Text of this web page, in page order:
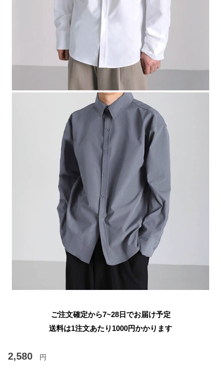
ご注文確定から7~28日でお届け予定
送料は1注文あたり 1000円かかります
2,580 円